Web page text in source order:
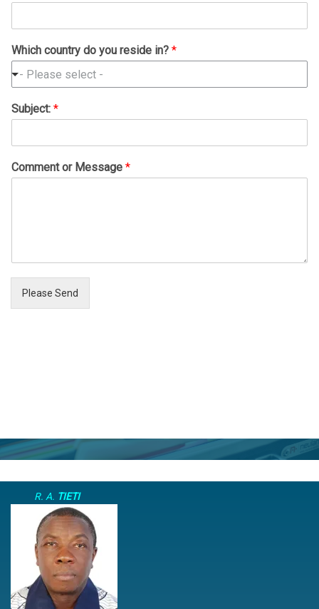
Which country do you reside in? *
- Please select -
Subject: *
Comment or Message *
Please Send
R. A. TIETI